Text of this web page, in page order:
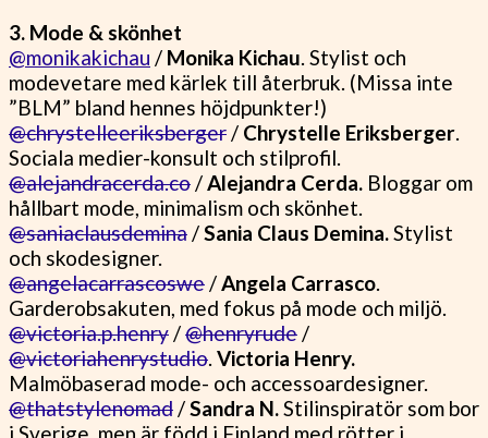
3. Mode & skönhet
@monikakichau / Monika Kichau. Stylist och
modevetare med kärlek till återbruk. (Missa inte
”BLM” bland hennes höjdpunkter!)
@chrystelleeriksberger/ Chrystelle Eriksberger.
Sociala medier-konsult och stilprofil.
@alejandracerda.co/Alejandra Cerda. Bloggar om
hållbart mode, minimalism och skönhet.
@saniaclausdemina/Sania Claus Demina.Stylist
och skodesigner.
@angelacarrascoswe/Angela Carrasco.
Garderobsakuten, med fokus på mode och miljö.
@victoria.p.henry/@henryrude/
@victoriahenrystudio. Victoria Henry.
Malmöbaserad mode- och accessoardesigner.
@thatstylenomad/Sandra N.Stilinspiratör som bor
i Sverige, men är född i Finland med rötter i